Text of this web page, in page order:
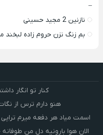
–
نازنین 2 مجید حسینی
بم زنگ نزن حروم زاده لبخند
کنار تو انگار
هنو دارم ترس از
اسمت میاد هر دفعه میرم
الان هوا بارونیه دل من